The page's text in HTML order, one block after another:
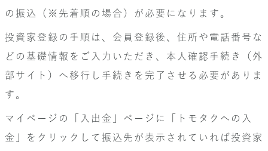
の振込（※先着順の場合）が必要になります。
投資家登録の手順は、会員登録後、住所や電話番号な
どの基礎情報をご入力いただき、本人確認手続き（外
部サイト）へ移行し手続きを完了させる必要がありま
す。
マイページの「入出金」ページに「トモタクへの入
金」をクリックして振込先が表示されていれば投資家